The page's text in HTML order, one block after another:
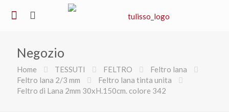
Negozio
Home TESSUTI FELTRO
Feltro lana
Feltro lana 2/3 mm
Feltro lana tinta unita
Feltro di Lana 2mm 30xH.150cm. colore 342